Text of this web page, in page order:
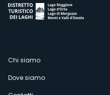
Menù
Chi siamo
Dove siamo